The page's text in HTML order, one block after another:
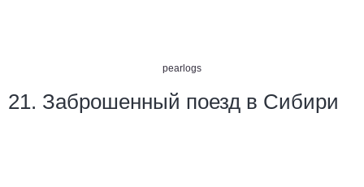
pearlogs
21. Заброшенный поезд в Сибири